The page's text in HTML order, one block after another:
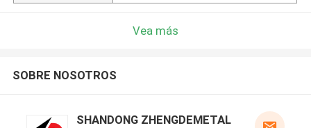
Vea más
SOBRE NOSOTROS
SHANDONG ZHENGDEMETAL